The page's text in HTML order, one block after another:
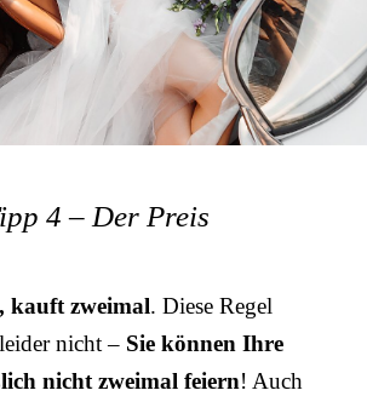
4 – Der Preis
kauft zweimal. Diese Regel
nicht – Sie können Ihre
nicht zweimal feiern! Auch